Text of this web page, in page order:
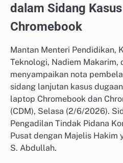
dalam Sidang
Chromebook
Mantan Menteri Pendidikan,
Teknologi, Nadiem Makarim,
menyampaikan nota
sidang lanjutan kasus
laptop Chromebook dan
(CDM), Selasa (2/6/2026).
Pengadilan Tindak Pidana
Pusat dengan Majelis Hakim
S. Abdullah.